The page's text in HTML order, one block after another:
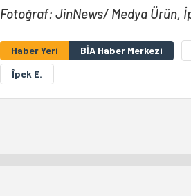
Fotoğraf: JinNews/ Medya Ürün,
Haber Yeri BİA Haber Merkezi
Îpek E.